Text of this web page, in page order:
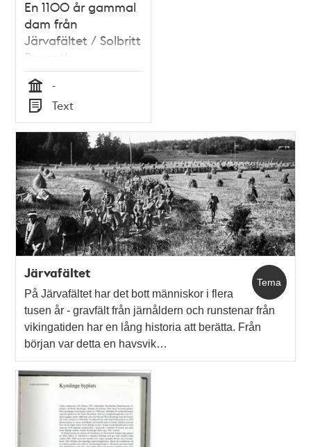
En 1100 år gammal
dam från
Järvafältet / Solbritt
Benneth
Tid
-
Typ
Text
Tema
Järvafältet
På Järvafältet har det bott människor i flera
tusen år - gravfält från järnåldern och runstenar från
vikingatiden har en lång historia att berätta. Från
början var detta en havsvik…